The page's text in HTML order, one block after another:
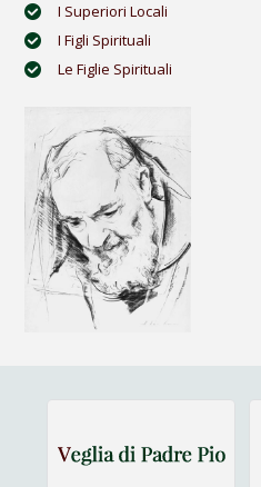
I Superiori Locali
I Figli Spirituali
Le Figlie Spirituali